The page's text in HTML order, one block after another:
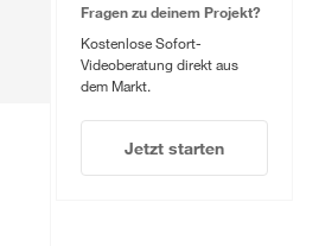
Fragen zu deinem Projekt?
Kostenlose Sofort-
Videoberatung direkt aus
dem Markt.
Jetzt starten